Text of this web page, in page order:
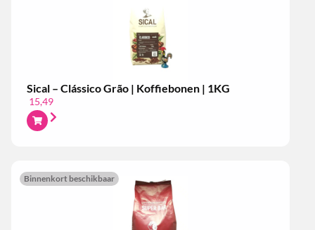
Sical – Clássico Grão | Koffiebonen | 1KG
15,49
Binnenkort beschikbaar